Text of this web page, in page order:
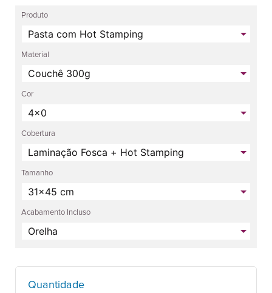
Produto
Material
Cor
Cobertura
Tamanho
Acabamento Incluso
Quantidade